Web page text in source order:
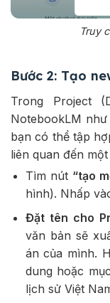
Truy
Bước 2: Tạo
Trong Project
NotebookLM
bạn có thể tập
liên quan đến
Tìm nút “tạo
hình). Nhấp
Đặt tên cho
văn bản sẽ
án của mình.
dung hoặc
lịch sử Việt